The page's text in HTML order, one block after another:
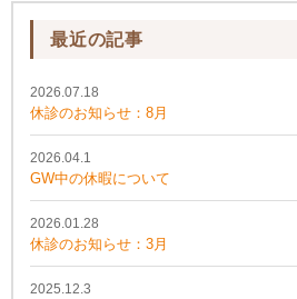
最近の記事
2026.07.18
休診のお知らせ：8月
2026.04.1
GW中の休暇について
2026.01.28
休診のお知らせ：3月
2025.12.3